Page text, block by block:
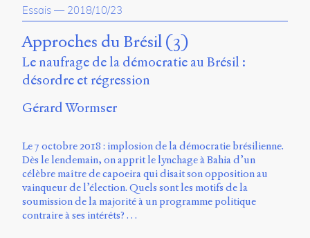
Nicolas
Sauret
et
Marcello
Vitali-
Rosati,
2018
Essais — 2018/10/23
Approches du Brésil (3)
Le naufrage de la démocratie au Brésil :
désordre et régression
Gérard Wormser
Le 7 octobre 2018 : implosion de la démocratie brésilienne.
Dès le lendemain, on apprit le lynchage à Bahia d’un
célèbre maître de capoeira qui disait son opposition au
vainqueur de l’élection. Quels sont les motifs de la
soumission de la majorité à un programme politique
contraire à ses intérêts? …